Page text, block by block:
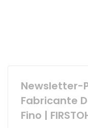
Newsletter-
Fabricante
Fino |